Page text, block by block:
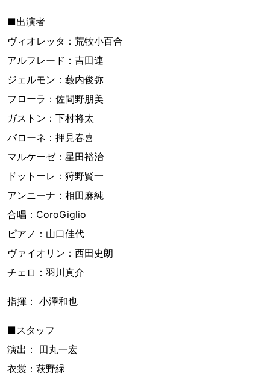
■出演者
ヴィオレッタ：荒牧小百合
アルフレード：吉田連
ジェルモン：藪内俊弥
フローラ：佐間野朋美
ガストン：下村将太
バローネ：押見春喜
マルケーゼ：星田裕治
ドットーレ：狩野賢一
アンニーナ：相田麻純
合唱：CoroGiglio
ピアノ：山口佳代
ヴァイオリン：西田史朗
チェロ：羽川真介
指揮： 小澤和也
■スタッフ
演出： 田丸一宏
衣裳：萩野緑